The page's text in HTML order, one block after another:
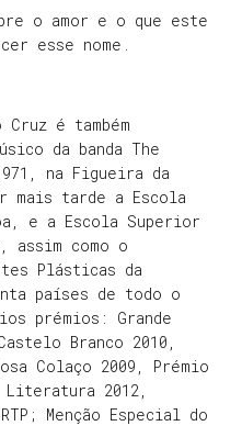
o amor e o que este
esse nome.
é também
da banda The
na Figueira da
tarde a Escola
e a Escola Superior
assim como o
Plásticas da
países de todo o
prémios: Grande
Branco 2010,
Colaço 2009, Prémio
2012,
Menção Especial do